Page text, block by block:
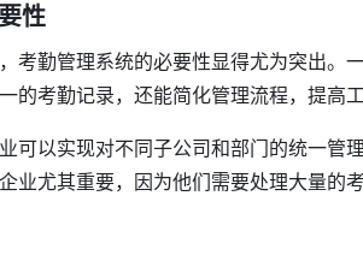
性
考勤管理系统的必要性显得尤为突出。
的考勤记录，还能简化管理流程，提高工
可以实现对不同子公司和部门的统一管
业尤其重要，因为他们需要处理大量的